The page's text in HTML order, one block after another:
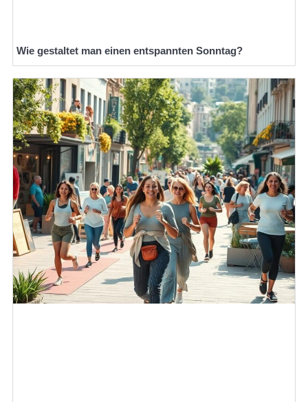
Wie gestaltet man einen entspannten Sonntag?